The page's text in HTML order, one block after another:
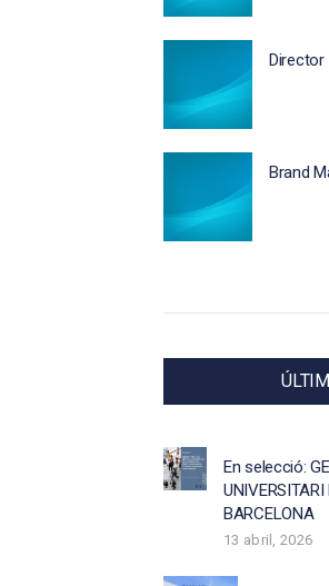
Director
Brand
En selecció:
UNIVERSITARI
BARCELONA
13 abril, 2026